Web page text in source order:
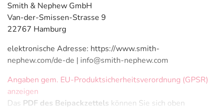
Smith & Nephew GmbH
Van-der-Smissen-Strasse 9
22767 Hamburg
elektronische Adresse: https://www.smith-
nephew.com/de-de | info@smith-nephew.com
Angaben gem. EU-Produktsicherheitsverordnung (GPSR)
anzeigen
Das PDF des Beipackzettels können Sie sich oben